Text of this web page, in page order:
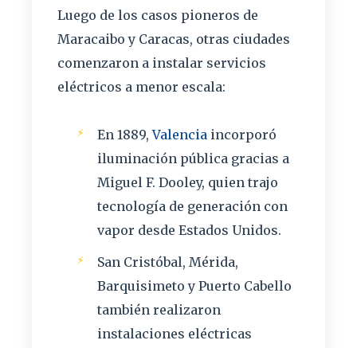
Luego de los casos pioneros de
Maracaibo y Caracas, otras ciudades
comenzaron a instalar servicios
eléctricos a menor escala:
En 1889,Valencia incorporó
iluminación pública gracias a
Miguel F. Dooley, quien trajo
tecnología de generación con
vapor desde Estados Unidos.
San Cristóbal, Mérida,
Barquisimeto y Puerto Cabello
también realizaron
instalaciones eléctricas